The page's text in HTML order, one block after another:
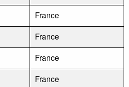
France
France
France
France